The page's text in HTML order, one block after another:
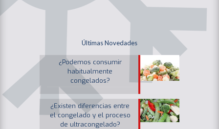
Últimas Novedades
¿Podemos consumir
habitualmente
congelados?
¿Existen diferencias entre
el congelado y el proceso
de ultracongelado?